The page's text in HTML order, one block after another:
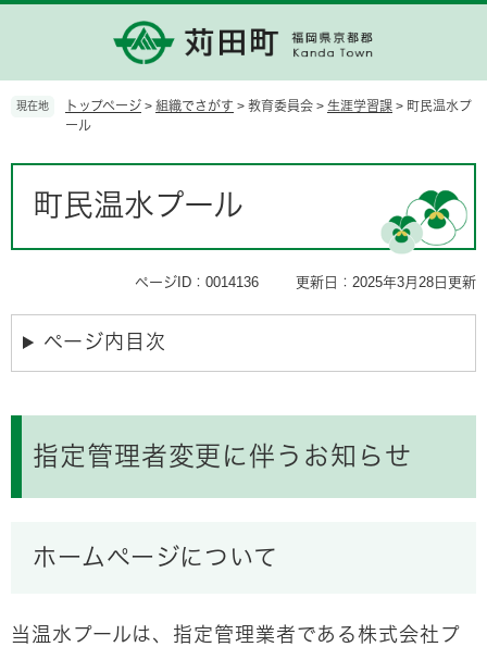
の
す。
ー
し
現在地 トップページ > 組織でさがす > 教育委員会 > 生涯学習課 > 町民温水プ
ール
町民温水プール
ページID：0014136 更新日：2025年3月28日更新
ページ内目次
指定管理者変更に伴うお知らせ
ホームページについて
当温水プールは、指定管理業者である株式会社プ